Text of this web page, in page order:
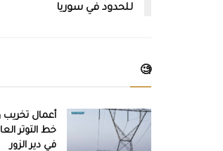
للحدود في سوريا
🧐
أعمال
في دير الزور